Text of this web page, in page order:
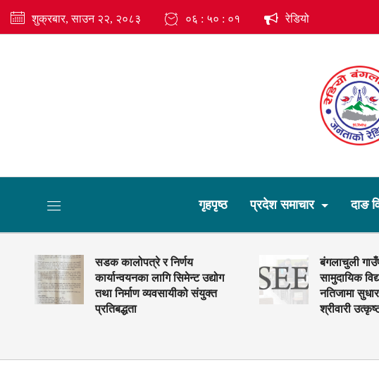
शुक्रबार, साउन २२, २०८३ ०६ : ५० : ०३ रेडियो
गृहपृष्ठ प्रदेश समाचार दाङ
सडक कालोपत्रे र निर्णय
कार्यान्वयनका लागि सिमेन्ट उद्योग
तथा निर्माण व्यवसायीको संयुक्त
प्रतिबद्धता
बंगलाचुली
सामुदायिक
नतिजामा
श्रीवारी